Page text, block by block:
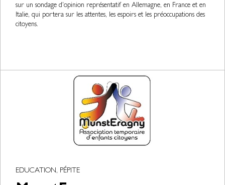
sur un sondage d'opinion représentatif en Allemagne, en France et en
Italie, qui portera sur les attentes, les espoirs et les préoccupations des
citoyens.
EDUCATION, PÉPITE